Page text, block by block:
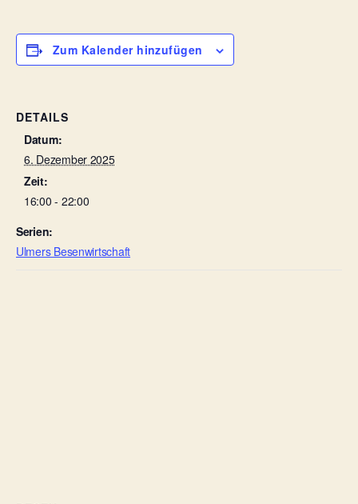
Zum Kalender hinzufügen
DETAILS
Datum:
6. Dezember 2025
Zeit:
16:00 - 22:00
Serien:
Ulmers Besenwirtschaft